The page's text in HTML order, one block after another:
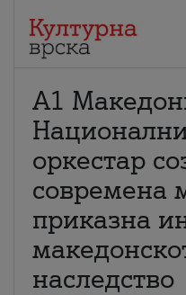
А1
оркестар
современа
приказна
наследство